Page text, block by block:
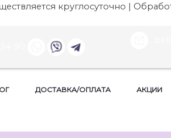
круглосуточно |
ДОСТАВКА/ОПЛАТА АКЦИИ